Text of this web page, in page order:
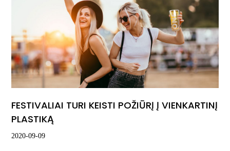
FESTIVALIAI TURI KEISTI POŽIŪRĮ Į VIENKARTINĮ
PLASTIKĄ
2020-09-09